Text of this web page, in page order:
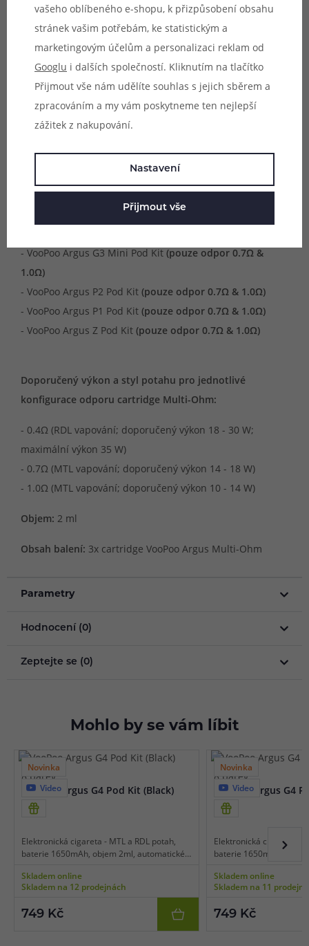
navazujících novějších modelech, které budou
představeny v budoucnu.
Kompatibilní zařízení:
- VooPoo Argus P3 Pod Kit(pouze odpor 0.7Ω & 1.0Ω)
- VooPoo Argus Matrix Pod Kit (pouze odpor 0.7Ω & 1.0Ω)
- VooPoo Argus Z2 Pod Kit(pouze odpor 0.7Ω & 1.0Ω)
- VooPoo Argus Klyc Pod Kit(pouze odpor 0.7Ω & 1.0Ω)
- VooPoo Argus G3 Mini Pod Kit (pouze odpor 0.7Ω &
1.0Ω)
- VooPoo Argus P2 Pod Kit (pouze odpor 0.7Ω & 1.0Ω)
- VooPoo Argus P1 Pod Kit (pouze odpor 0.7Ω & 1.0Ω)
- VooPoo Argus Z Pod Kit (pouze odpor 0.7Ω & 1.0Ω)
Doporučený výkon a styl potahu pro jednotlivé
konfigurace odporu cartridge Multi-Ohm:
- 0.4Ω (RDL vapování; doporučený výkon 18 - 30 W;
maximální výkon 35 W)
- 0.7Ω (MTL vapování; doporučený výkon 14 - 18 W)
- 1.0Ω (MTL vapování; doporučený výkon 10 - 14 W)
Objem: 2 ml
Obsah balení: 3x cartridge VooPoo Argus Multi-Ohm
Parametry
Hodnocení (0)
Zeptejte se (0)
Mohlo by se vám líbit
Novinka
Video
8 barev
VooPoo Argus G4 Pod Kit (Black)
Elektronická cigareta - MTL a RDL potah,
baterie 1650mAh, objem 2ml, automatické
regulace air-flow, displej, inteligentní
detekce odporu, převratná technologie
GENE AI 3.0, dlouhá životnost cartridgí.
Skladem online
Skladem na 12 prodejnách
749 Kč
Novinka
Video
8 barev
VooPoo Argus G4
Elektronická cigareta -
baterie 1650mAh,
regulace air-flow,
detekce odporu,
GENE AI 3.0, dlouhá
Skladem online
Skladem na 11
749 Kč
vašeho oblíbeného e-shopu, k přizpůsobení obsahu
stránek vašim potřebám, ke statistickým a
marketingovým účelům a personalizaci reklam od
Googlu i dalších společností. Kliknutím na tlačítko
Přijmout vše nám udělíte souhlas s jejich sběrem a
zpracováním a my vám poskytneme ten nejlepší
zážitek z nakupování.
Nastavení
Přijmout vše